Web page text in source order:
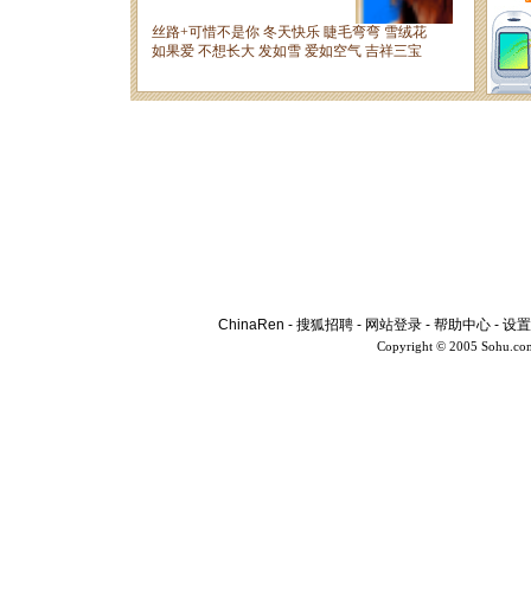
ChinaRen - 搜狐招聘 - 网站登录 - 帮助中心 - 设
Copyright © 2005